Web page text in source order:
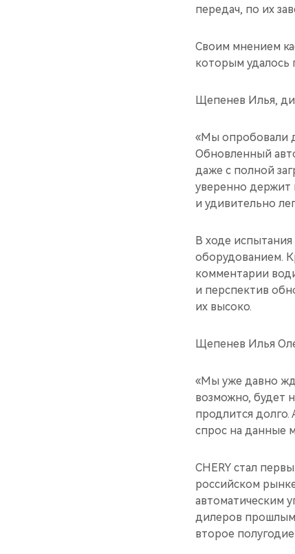
передач, по их
Своим мнением
которым удалось
Щепенев Илья,
«Мы опробовали
Обновленный
даже с полной
уверенно держит
и удивительно
В ходе
оборудованием.
комментарии
и перспектив
их высоко.
Щепенев Илья
«Мы уже давно
возможно, будет
продлится
спрос на данные
CHERY стал
российском
автоматическим
дилеров прошлым
второе полугодие